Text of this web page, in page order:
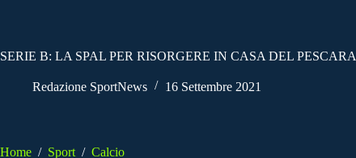
SERIE B: LA SPAL PER RISORGERE IN CASA DEL PESCARA
Redazione SportNews 16 Settembre 2021
Home / Sport / Calcio